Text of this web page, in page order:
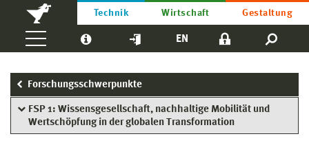
Technik Wirtschaft Gestaltung
EN
Forschungsschwerpunkte
FSP 1: Wissensgesellschaft, nachhaltige Mobilität und
Wertschöpfung in der globalen Transformation